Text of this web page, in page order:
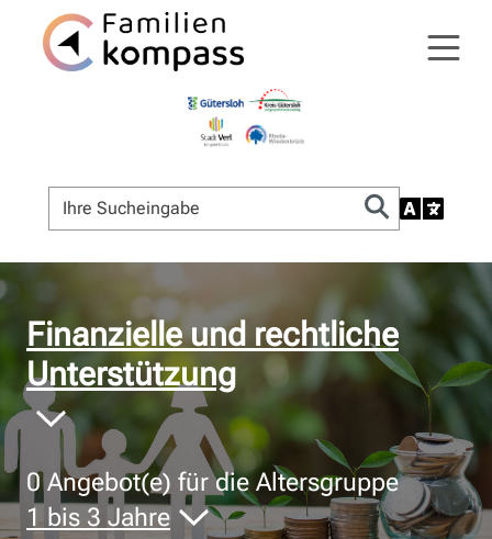
© Bildnachweis
Finanzielle und rechtliche
Unterstützung
0Angebot(e) für die Altersgruppe
1 bis 3 Jahre